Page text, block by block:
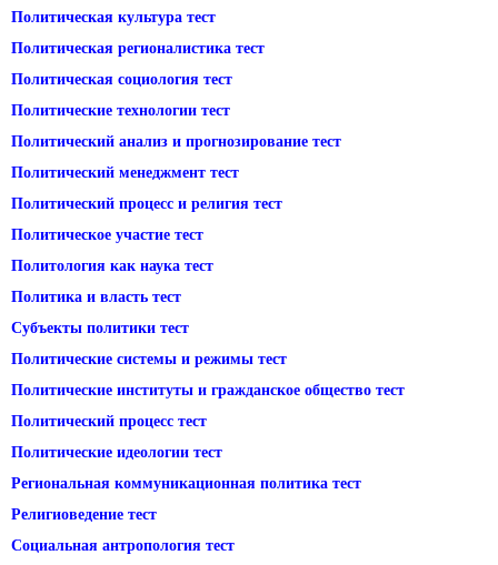
Политическая культура тест
Политическая регионалистика тест
Политическая социология тест
Политические технологии тест
Политический анализ и прогнозирование тест
Политический менеджмент тест
Политический процесс и религия тест
Политическое участие тест
Политология как наука тест
Политика и власть тест
Субъекты политики тест
Политические системы и режимы тест
Политические институты и гражданское общество тест
Политический процесс тест
Политические идеологии тест
Региональная коммуникационная политика тест
Религиоведение тест
Социальная антропология тест